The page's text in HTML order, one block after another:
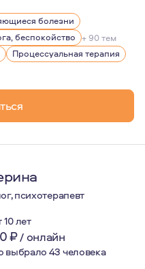
Для меня это не
дочь 12 лет. В
болезни
беспокойство + 90 тем
Процессуальная терапия
психотерапевт
лет
₽/ онлайн
выбрало 43 человека